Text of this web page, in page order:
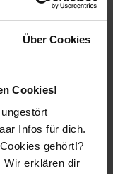
Über Cookies
Cookies!
Infos für dich.
gehört!?
Wir erklären dir
–
eine
Mail an
Bewerbung
Hier